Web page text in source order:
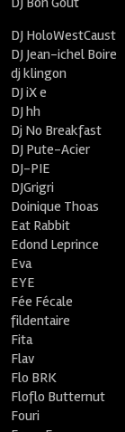
DJ HoloWestCaust
DJ Jean-ichel Boire
dj klingon
DJ iX e
DJ hh
Dj No Breakfast
DJ Pute-Acier
DJ-PIE
DJGrigri
Doinique Thoas
Eat Rabbit
Edond Leprince
Eva
EYE
Fée Fécale
fildentaire
Fita
Flav
Flo BRK
Floflo Butternut
Fouri